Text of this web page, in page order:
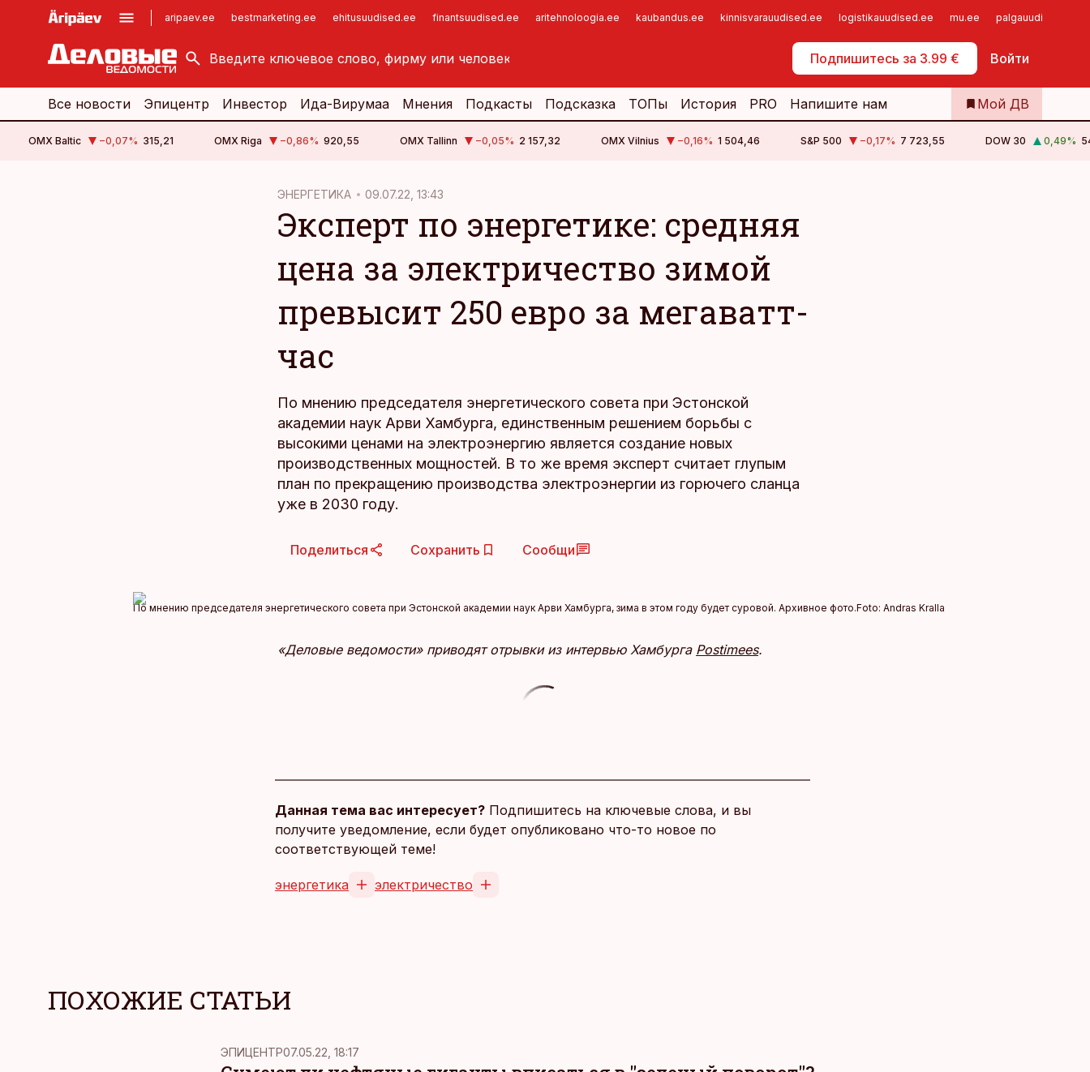
aripaev.ee bestmarketing.ee ehitusuudised.ee finantsuudised.ee aritehnoloogia.ee kaubandus.ee kinnisvarauudised.ee logistikauudised.ee mu.ee palgauudised.ee
Подпишитесь за 3.99 € Войти
kinnisvarauudised.ee
logistikauudised.ee
imelineajalugu.ee
Самообслуживание
Все новости Эпицентр Инвестор Ида-Вирумаа Мнения Подкасты Подсказка ТОПы История PRO Напишите нам Мой ДВ
OMX Baltic −0,07% 315,21 OMX Riga −0,86% 920,55 OMX Tallinn −0,05% 2 157,32 OMX Vilnius −0,16% 1 504,46 S&P 500 −0,17% 7 723,55 DOW 30 0,49%
ЭНЕРГЕТИКА 09.07.22, 13:43
Эксперт по энергетике: cредняя
цена за электричество зимой
превысит 250 евро за мегаватт-
час
По мнению председателя энергетического совета при Эстонской
академии наук Арви Хамбурга, единственным решением борьбы с
высокими ценами на электроэнергию является создание новых
производственных мощностей. В то же время эксперт считает глупым
план по прекращению производства электроэнергии из горючего сланца
уже в 2030 году.
Поделиться Сохранить Сообщи
По мнению председателя энергетического совета при Эстонской академии наук Арви Хамбурга, зима в этом году будет суровой. Архивное фото.Foto: Andras Kralla
«Деловые ведомости» приводят отрывки из интервью Хамбурга Postimees.
Данная тема вас интересует? Подпишитесь на ключевые слова, и вы
получите уведомление, если будет опубликовано что-то новое по
соответствующей теме!
энергетика электричество
ПОХОЖИЕ СТАТЬИ
ЭПИЦЕНТР07.05.22, 18:17